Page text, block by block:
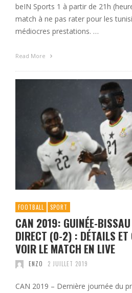
beIN Sports 1 à partir de 21h
match à ne pas rater pour les
médiocres prestations. …
Read More
FOOTBALL SPORT
CAN 2019: GUINÉE-
DIRECT (0-2) : DÉTAILS ET
VOIR LE MATCH EN LIVE
ENZO 2 JUILLET 2019
CAN 2019 – Dernière journée du